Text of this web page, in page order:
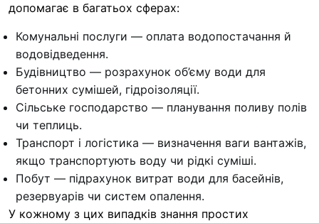
допомагає в багатьох сферах:
Комунальні послуги — оплата водопостачання й
водовідведення.
Будівництво — розрахунок об’єму води для
бетонних сумішей, гідроізоляції.
Сільське господарство — планування поливу полів
чи теплиць.
Транспорт і логістика — визначення ваги вантажів,
якщо транспортують воду чи рідкі суміші.
Побут — підрахунок витрат води для басейнів,
резервуарів чи систем опалення.
У кожному з цих випадків знання простих